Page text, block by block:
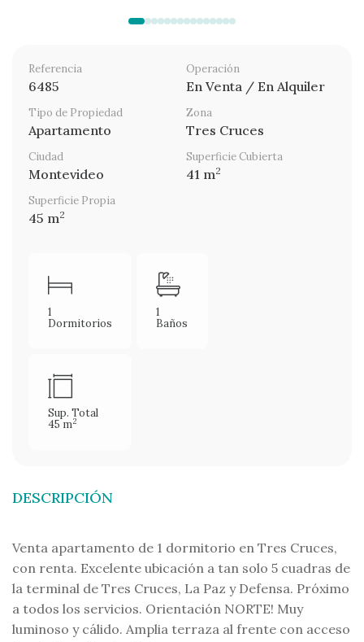
Referencia
6485
Operación
En Venta / En Alquiler
Tipo de Propiedad
Apartamento
Zona
Tres Cruces
Ciudad
Montevideo
Superficie Cubierta
41 m2
Superficie Propia
45 m2
1
Dormitorios
1
Baños
Sup. Total
45 m2
DESCRIPCIÓN
Venta apartamento de 1 dormitorio en Tres Cruces,
con renta. Excelente ubicación a tan solo 5 cuadras de
la terminal de Tres Cruces, La Paz y Defensa. Próximo
a todos los servicios. Orientación NORTE! Muy
luminoso y cálido. Amplia terraza al frente con acceso